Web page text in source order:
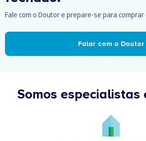
Fale com o Doutor e prepare-se para comprar
Falar com o Doutor
Somos especialistas